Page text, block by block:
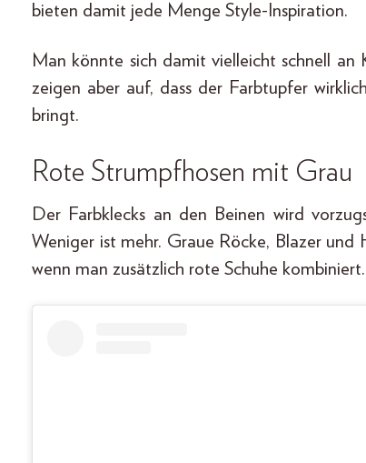
bieten damit jede Menge Style-Inspiration.
Man könnte sich damit vielleicht schnell an
zeigen aber auf, dass der Farbtupfer
bringt.
Rote Strumpfhosen mit Grau
Der Farbklecks an den Beinen wird
Weniger ist mehr. Graue Röcke, Blazer und
wenn man zusätzlich rote Schuhe kombiniert.